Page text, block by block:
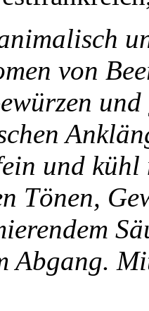
von
und
und
Tönen,
Abgang.